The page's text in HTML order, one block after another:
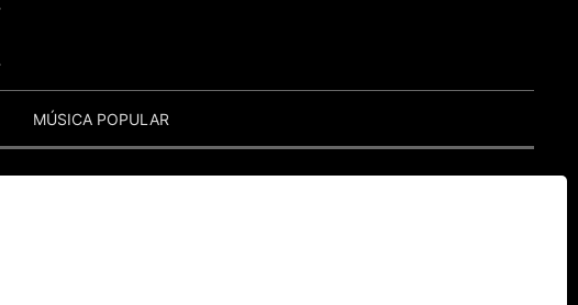
MÚSICA POPULAR